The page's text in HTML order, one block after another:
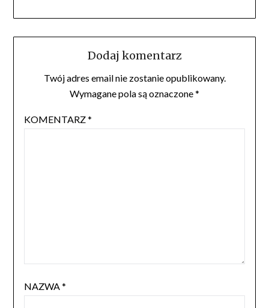
Dodaj komentarz
Twój adres email nie zostanie opublikowany.
Wymagane pola są oznaczone*
KOMENTARZ*
NAZWA*